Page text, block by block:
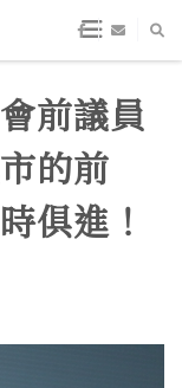
前議員
的前
俱進！